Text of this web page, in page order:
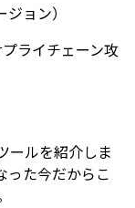
ョン）
ライチェーン攻
ールを紹介しま
った今だからこ